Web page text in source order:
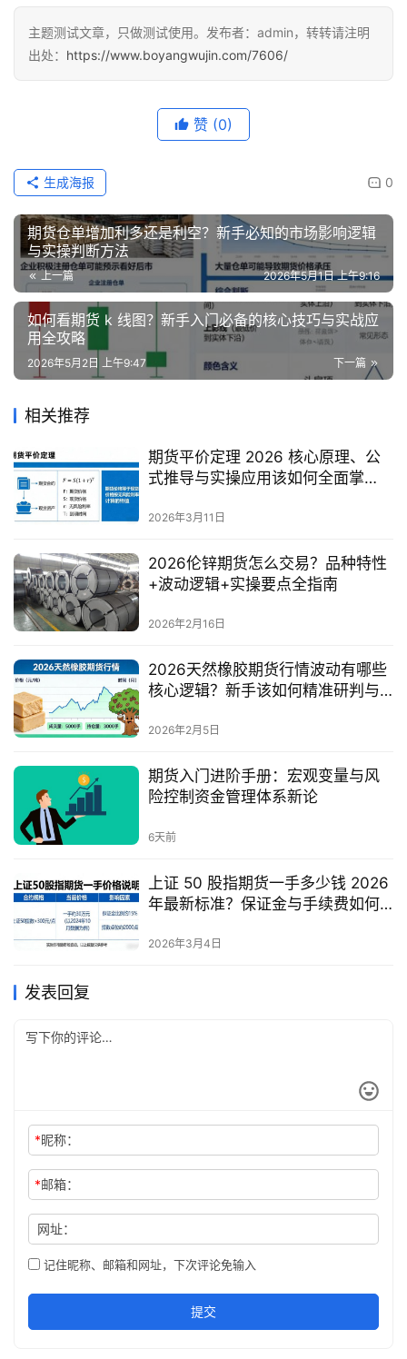
主题测试文章，只做测试使用。发布者：admin，转转请注明
出处： https://www.boyangwujin.com/7606/
赞 (0)
0
生成海报
期货仓单增加利多还是利空？新手必知的市场影响逻辑
与实操判断方法
上一篇 2026年5月1日 上午9:16
如何看期货 k 线图？新手入门必备的核心技巧与实战应
用全攻略
下一篇
2026年5月2日 上午9:47
相关推荐
期货平价定理 2026 核心原理、公
式推导与实操应用该如何全面掌
2026年3月11日
2026伦锌期货怎么交易？品种特性
+波动逻辑+实操要点全指南
2026年2月16日
2026天然橡胶期货行情波动有哪些
核心逻辑？新手该如何精准研判与
2026年2月5日
期货入门进阶手册：宏观变量与风
险控制资金管理体系新论
6天前
上证 50 股指期货一手多少钱 2026
年最新标准？保证金与手续费如何
2026年3月4日
发表回复
*昵称：
*邮箱：
网址：
记住昵称、邮箱和网址，下次评论免输入
提交